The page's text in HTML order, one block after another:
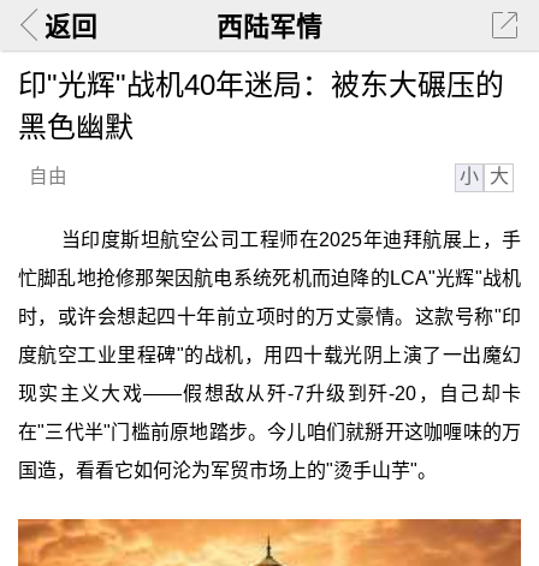
返回 西陆军情
印"光辉"战机40年迷局：被东大碾压的
黑色幽默
自由 小 大
当印度斯坦航空公司工程师在2025年迪拜航展上，手
忙脚乱地抢修那架因航电系统死机而迫降的LCA"光辉"战机
时，或许会想起四十年前立项时的万丈豪情。这款号称"印
度航空工业里程碑"的战机，用四十载光阴上演了一出魔幻
现实主义大戏——假想敌从歼-7升级到歼-20，自己却卡
在"三代半"门槛前原地踏步。今儿咱们就掰开这咖喱味的万
国造，看看它如何沦为军贸市场上的"烫手山芋"。